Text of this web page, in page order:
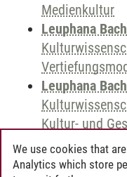
Medienkultur
Leuphana
Leuphana
Kultur- und
We use cookies that
Analytics which store